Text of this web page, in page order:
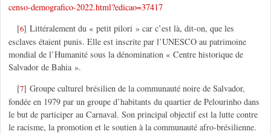
censo-demografico-2022.html?edicao=37417
[6]Littéralement du « petit pilori » car c’est là, dit-on, que les
esclaves étaient punis. Elle est inscrite par l’UNESCO au patrimoine
mondial de l’Humanité sous la dénomination « Centre historique de
Salvador de Bahia ».
[7]Groupe culturel brésilien de la communauté noire de Salvador,
fondée en 1979 par un groupe d’habitants du quartier de Pelourinho dans
le but de participer au Carnaval. Son principal objectif est la lutte contre
le racisme, la promotion et le soutien à la communauté afro-brésilienne.